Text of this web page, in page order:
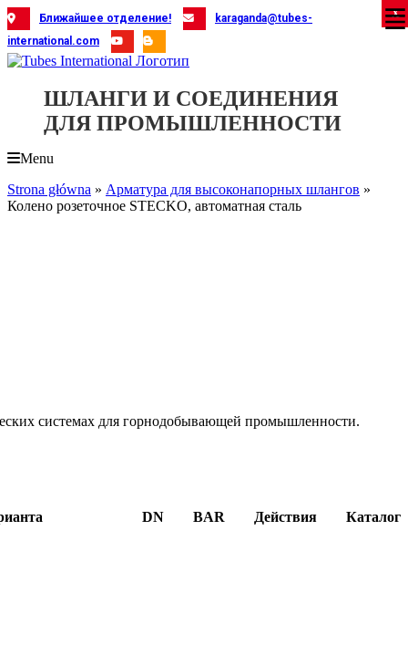
Skip
to
content
Ближайшее отделение!
karaganda@tubes-
international.com
ШЛАНГИ И СОЕДИНЕНИЯ
ДЛЯ ПРОМЫШЛЕННОСТИ
Menu
Strona główna » Арматура для высоконапорных шлангов »
Колено розеточное STECKO, автоматная сталь
системах для горнодобывающей промышленности.
DN BAR Действия Каталог
X
X
X
X
X
X
X
X
X
X
X
X
X
X
X
X
X
X
X